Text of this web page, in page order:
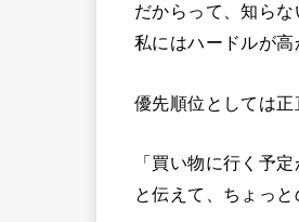
だからって、知ら
私にはハードルが高
優先順位としては
「買い物に行く予
と伝えて、ちょっ